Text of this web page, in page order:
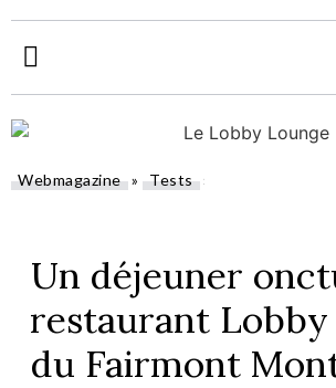
Webmagazine » Tests »
Un déjeuner
restaurant
du Fairmont